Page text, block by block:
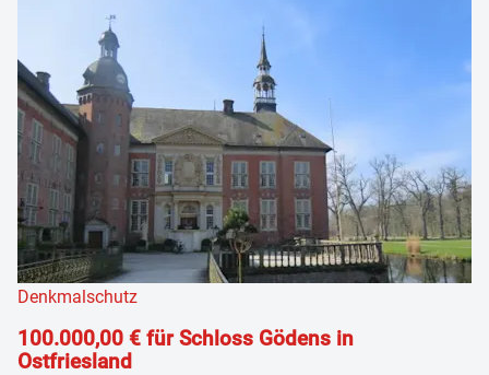
Denkmalschutz
100.000,00 € für Schloss Gödens in
Ostfriesland